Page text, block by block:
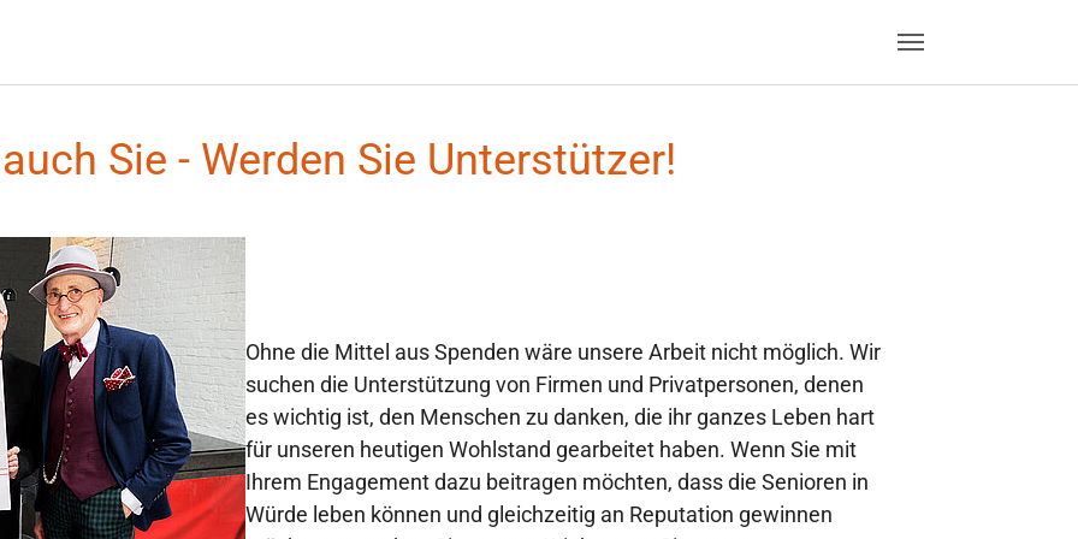
Sie - Werden Sie Unterstützer!
Ohne die Mittel aus Spenden wäre unsere Arbeit nicht möglich. Wir
suchen die Unterstützung von Firmen und Privatpersonen, denen
es wichtig ist, den Menschen zu danken, die ihr ganzes Leben hart
für unseren heutigen Wohlstand gearbeitet haben. Wenn Sie mit
Ihrem Engagement dazu beitragen möchten, dass die Senioren in
Würde leben können und gleichzeitig an Reputation gewinnen